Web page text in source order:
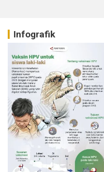
Infografik